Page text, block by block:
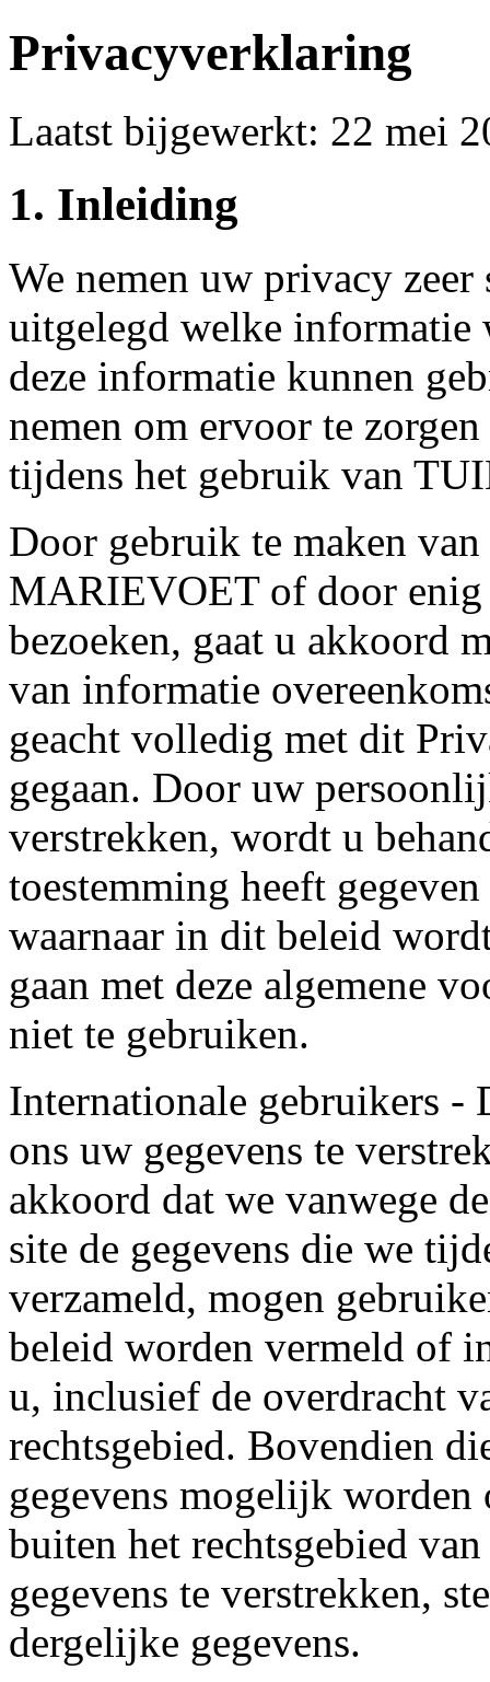
Privacyverklaring
Laatst bijgewerkt: 22 mei
1. Inleiding
We nemen uw privacy
uitgelegd welke informatie
deze informatie kunnen
nemen om ervoor te
tijdens het gebruik van
Door gebruik te maken
MARIEVOET of door enig
bezoeken, gaat u akkoord
van informatie
geacht volledig met dit
gegaan. Door uw
verstrekken, wordt u
toestemming heeft
waarnaar in dit beleid
gaan met deze algemene
niet te gebruiken.
Internationale gebruikers -
ons uw gegevens te
akkoord dat we vanwege
site de gegevens die we
verzameld, mogen
beleid worden vermeld of
u, inclusief de overdracht
rechtsgebied. Bovendien
gegevens mogelijk worden
buiten het rechtsgebied
gegevens te verstrekken,
dergelijke gegevens.